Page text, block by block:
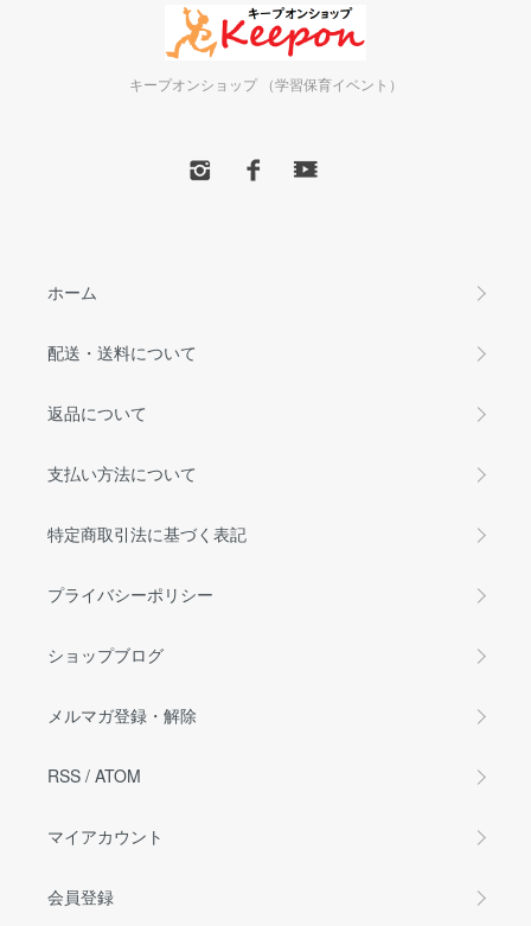
キープオンショップ （学習保育イベント）
ホーム
配送・送料について
返品について
支払い方法について
特定商取引法に基づく表記
プライバシーポリシー
ショップブログ
メルマガ登録・解除
RSS / ATOM
マイアカウント
会員登録